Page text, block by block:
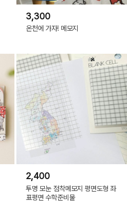
3,300
온천에 가자! 메모지
2,400
투명 모눈 점착메모지 평면도형 좌
표평면 수학준비물